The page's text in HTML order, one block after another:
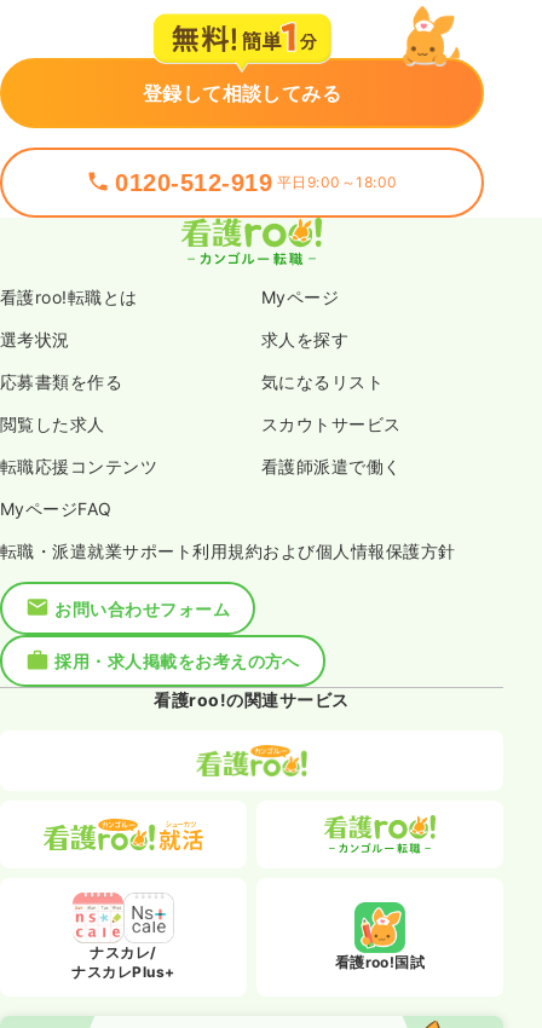
登録して相談してみる
0120-512-919 平日9:00～18:00
看護roo!転職とは Myページ
選考状況 求人を探す
応募書類を作る 気になるリスト
閲覧した求人 スカウトサービス
転職応援コンテンツ 看護師派遣で働く
MyページFAQ
転職・派遣就業サポート利用規約および個人情報保護方針
お問い合わせフォーム
採用・求人掲載をお考えの方へ
看護roo!の関連サービス
ナスカレ/
ナスカレPlus+
看護roo!国試